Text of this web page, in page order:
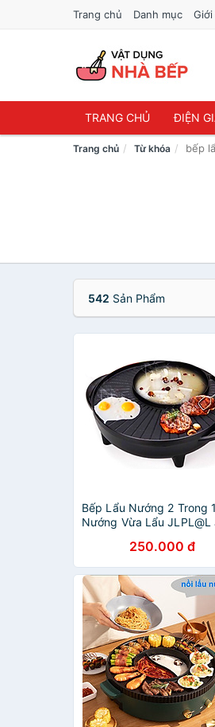
Trang chủ Danh mục
TRANG CHỦ ĐIỆN
Trang chủ Từ khóa bếp
542 Sản Phẩm
Bếp Lẩu Nướng 2 Trong
Nướng Vừa Lẩu JLPL@L
250.000 đ